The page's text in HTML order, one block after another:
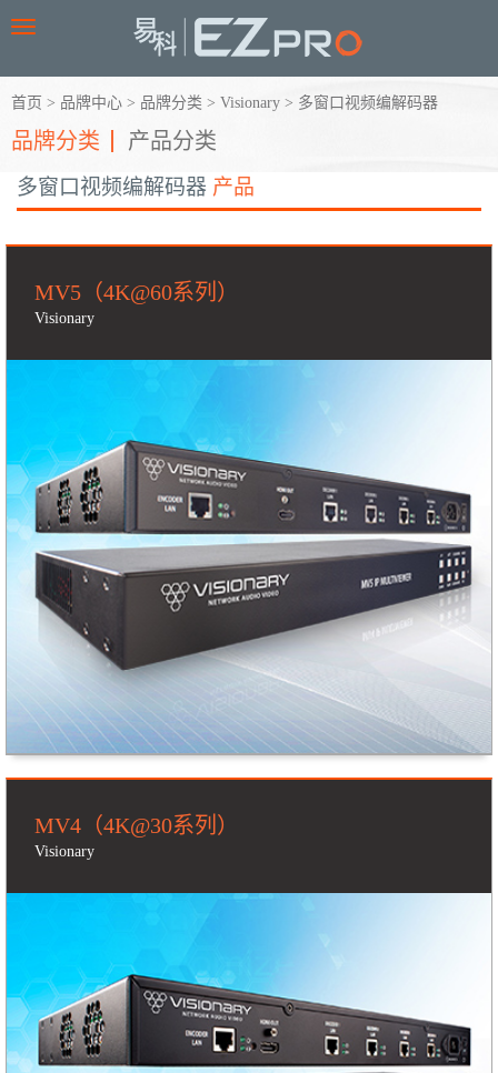
Toggle
首页 > 品牌中心 > 品牌分类 > Visionary > 多窗口视频编解码器
品牌分类 产品分类
多窗口视频编解码器 产品
MV5（4K@60系列）
Visionary
MV4（4K@30系列）
Visionary